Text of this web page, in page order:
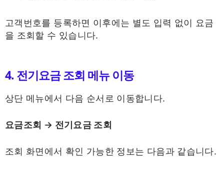
고객번호를 등록하면 이후에는 별도 입력 없이 요금
을 조회할 수 있습니다.
4. 전기요금 조회 메뉴 이동
상단 메뉴에서 다음 순서로 이동합니다.
요금조회 → 전기요금 조회
조회 화면에서 확인 가능한 정보는 다음과 같습니다.